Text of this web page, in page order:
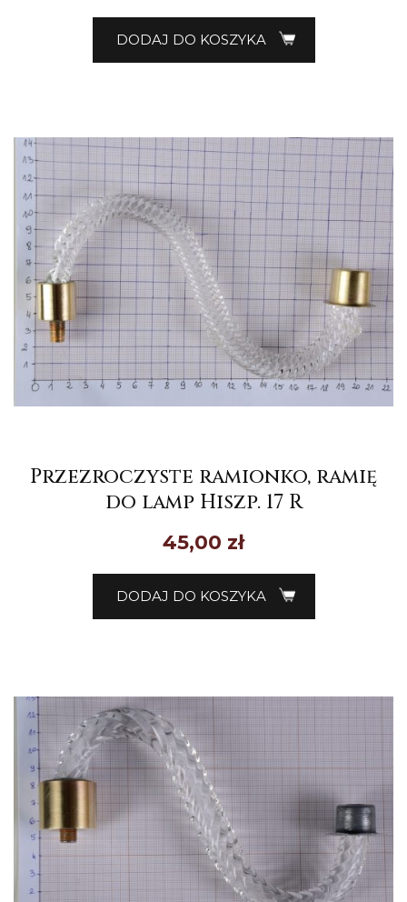
DODAJ DO KOSZYKA
Przezroczyste ramionko, ramię
do lamp Hiszp. 17 R
45,00 zł
DODAJ DO KOSZYKA